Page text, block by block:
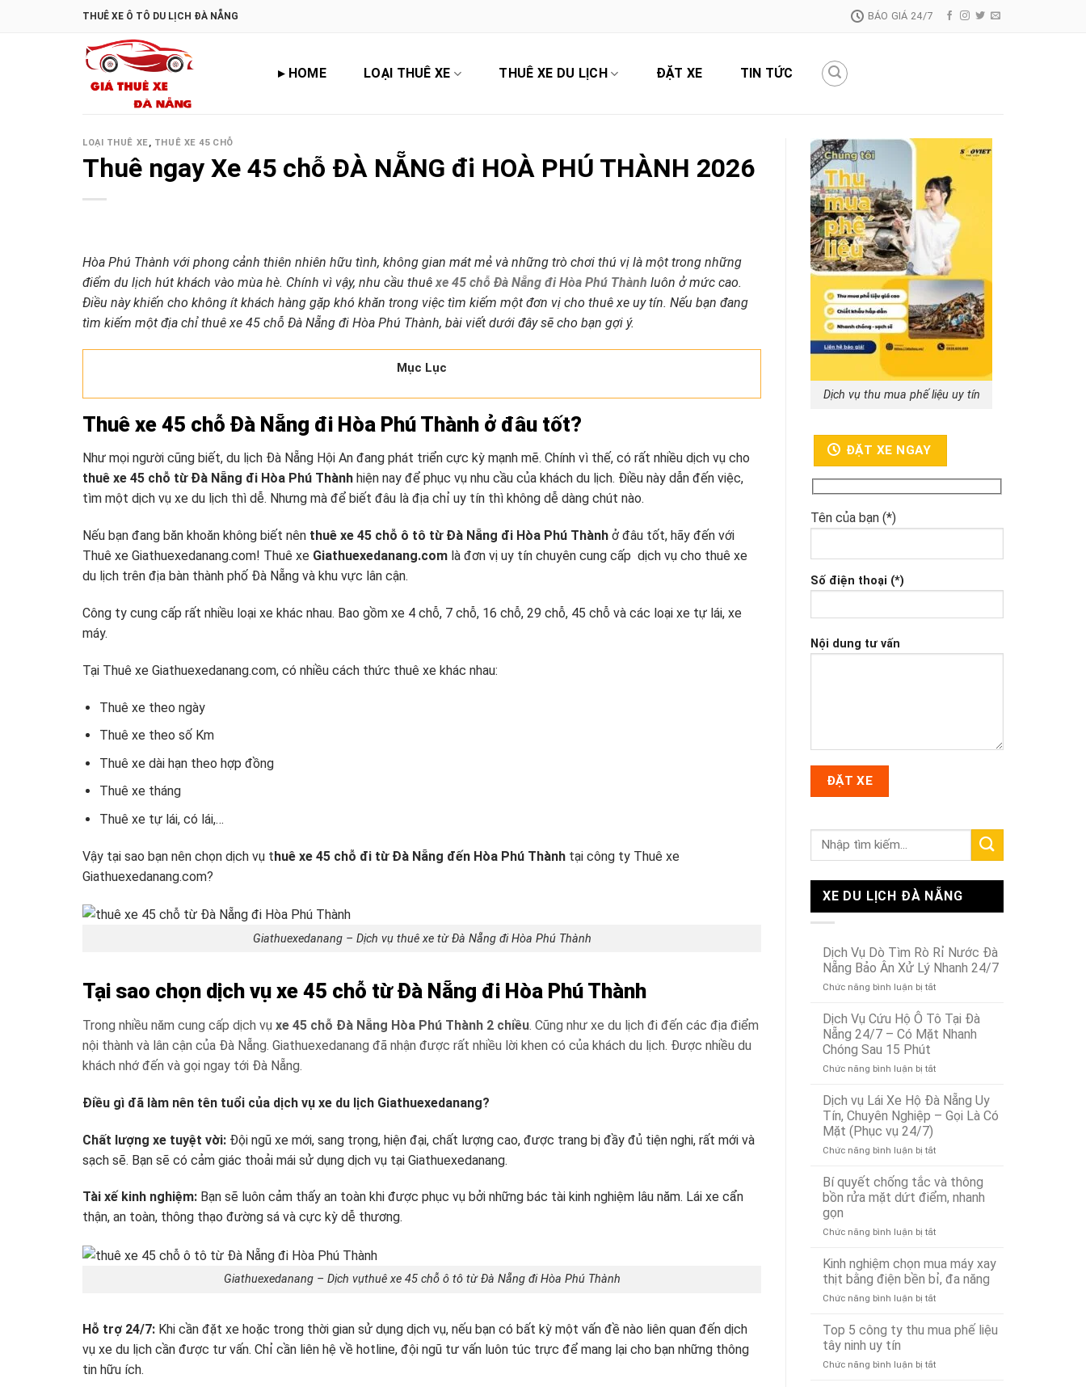
THUÊ XE Ô TÔ DU LỊCH ĐÀ NẴNG BÁO GIÁ 24/7
▸ HOME LOẠI THUÊ XE THUÊ XE DU LỊCH ĐẶT XE TIN TỨC
LOẠI THUÊ XE, THUÊ XE 45 CHỖ
Thuê ngay Xe 45 chỗ ĐÀ NẴNG đi HOÀ PHÚ THÀNH 2026
Hòa Phú Thành với phong cảnh thiên nhiên hữu tình, không gian mát mẻ và những trò chơi thú vị là một trong những
điểm du lịch hút khách vào mùa hè. Chính vì vậy, nhu cầu thuê xe 45 chỗ Đà Nẵng đi Hòa Phú Thành luôn ở mức cao.
Điều này khiến cho không ít khách hàng gặp khó khăn trong việc tìm kiếm một đơn vị cho thuê xe uy tín. Nếu bạn đang
tìm kiếm một địa chỉ thuê xe 45 chỗ Đà Nẵng đi Hòa Phú Thành, bài viết dưới đây sẽ cho bạn gợi ý.
Mục Lục
Thuê xe 45 chỗ Đà Nẵng đi Hòa Phú Thành ở đâu tốt?
Như mọi người cũng biết, du lịch Đà Nẵng Hội An đang phát triển cực kỳ mạnh mẽ. Chính vì thế, có rất nhiều dịch vụ cho
thuê xe 45 chỗ từ Đà Nẵng đi Hòa Phú Thành hiện nay để phục vụ nhu cầu của khách du lịch. Điều này dẫn đến việc,
tìm một dịch vụ xe du lịch thì dễ. Nhưng mà để biết đâu là địa chỉ uy tín thì không dễ dàng chút nào.
Nếu bạn đang băn khoăn không biết nên thuê xe 45 chỗ ô tô từ Đà Nẵng đi Hòa Phú Thành ở đâu tốt, hãy đến với
Thuê xe Giathuexedanang.com! Thuê xe Giathuexedanang.com là đơn vị uy tín chuyên cung cấp dịch vụ cho thuê xe
du lịch trên địa bàn thành phố Đà Nẵng và khu vực lân cận.
Công ty cung cấp rất nhiều loại xe khác nhau. Bao gồm xe 4 chỗ, 7 chỗ, 16 chỗ, 29 chỗ, 45 chỗ và các loại xe tự lái, xe
máy.
Tại Thuê xe Giathuexedanang.com, có nhiều cách thức thuê xe khác nhau:
Thuê xe theo ngày
Thuê xe theo số Km
Thuê xe dài hạn theo hợp đồng
Thuê xe tháng
Thuê xe tự lái, có lái,…
Vậy tại sao bạn nên chọn dịch vụ thuê xe 45 chỗ đi từ Đà Nẵng đến Hòa Phú Thành tại công ty Thuê xe
Giathuexedanang.com?
Giathuexedanang – Dịch vụ thuê xe từ Đà Nẵng đi Hòa Phú Thành
Tại sao chọn dịch vụ xe 45 chỗ từ Đà Nẵng đi Hòa Phú Thành
Trong nhiều năm cung cấp dịch vụ xe 45 chỗ Đà Nẵng Hòa Phú Thành 2 chiều. Cũng như xe du lịch đi đến các địa điểm
nội thành và lân cận của Đà Nẵng. Giathuexedanang đã nhận được rất nhiều lời khen có của khách du lịch. Được nhiều du
khách nhớ đến và gọi ngay tới Đà Nẵng.
Điều gì đã làm nên tên tuổi của dịch vụ xe du lịch Giathuexedanang?
Chất lượng xe tuyệt vời: Đội ngũ xe mới, sang trọng, hiện đại, chất lượng cao, được trang bị đầy đủ tiện nghi, rất mới và
sạch sẽ. Bạn sẽ có cảm giác thoải mái sử dụng dịch vụ tại Giathuexedanang.
Tài xế kinh nghiệm: Bạn sẽ luôn cảm thấy an toàn khi được phục vụ bởi những bác tài kinh nghiệm lâu năm. Lái xe cẩn
thận, an toàn, thông thạo đường sá và cực kỳ dễ thương.
Giathuexedanang – Dịch vụthuê xe 45 chỗ ô tô từ Đà Nẵng đi Hòa Phú Thành
Hỗ trợ 24/7: Khi cần đặt xe hoặc trong thời gian sử dụng dịch vụ, nếu bạn có bất kỳ một vấn đề nào liên quan đến dịch
vụ xe du lịch cần được tư vấn. Chỉ cần liên hệ về hotline, đội ngũ tư vấn luôn túc trực để mang lại cho bạn những thông
tin hữu ích.
Dịch vụ thu mua phế liệu uy tín
ĐẶT XE NGAY
Tên của bạn (*)
Số điện thoại (*)
Nội dung tư vấn
XE DU LỊCH ĐÀ NẴNG
Dịch Vụ Dò Tìm Rò Rỉ Nước Đà
Nẵng Bảo Ân Xử Lý Nhanh 24/7
Chức năng bình luận bị tắtở
Vụ
Dò
Tìm
Rỉ
Đà
Nẵng
Bảo
Xử
Nhanh
24/7
Dịch Vụ Cứu Hộ Ô Tô Tại Đà
Nẵng 24/7 – Có Mặt Nhanh
Chóng Sau 15 Phút
Chức năng bình luận bị tắtở
Vụ
Cứu
Tô
Đà
Nẵng
24/7
Có
Nhanh
Chóng
Sau
15
Dịch vụ Lái Xe Hộ Đà Nẵng Uy
Tín, Chuyên Nghiệp – Gọi Là Có
Mặt (Phục vụ 24/7)
Chức năng bình luận bị tắtở
vụ
Lái
Xe
Đà
Uy
Tín,
Chuyên
Nghiệp
Gọi
Mặt
Bí quyết chống tắc và thông
bồn rửa mặt dứt điểm, nhanh
gọn
Chức năng bình luận bị tắtở
chống
tắc
và
bồn
dứt
Kinh nghiệm chọn mua máy xay
thịt bằng điện bền bỉ, đa năng
Chức năng bình luận bị tắtở
nghiệm
chọn
máy
Top 5 công ty thu mua phế liệu
tây ninh uy tín
Chức năng bình luận bị tắtở